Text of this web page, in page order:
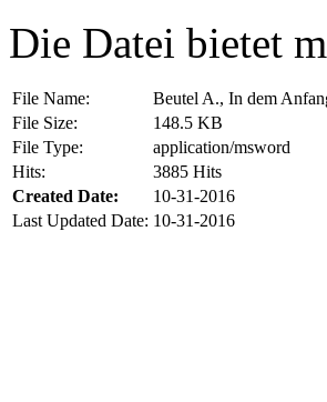
Die Datei bietet
File Name:
Beutel A., In dem
File Size:
148.5 KB
File Type:
application/msword
Hits:
3885 Hits
Created Date:
10-31-2016
Last Updated Date: 10-31-2016